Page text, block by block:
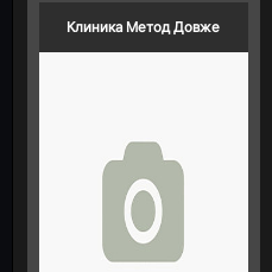
Клиника Метод Довже